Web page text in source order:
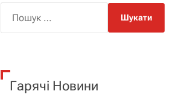
р
о
к
Гарячі Новини